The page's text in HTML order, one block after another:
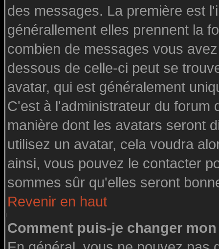
des messages. La première est
générallement elles prennent la
combien de messages vous
dessous de celle-ci peut se
avatar, qui est généralement
C'est à l'administrateur du forum
manière dont les avatars seront
utilisez un avatar, cela voudra
ainsi, vous pouvez le contacter
sommes sûr qu'elles seront
Revenir en haut
Comment puis-je changer